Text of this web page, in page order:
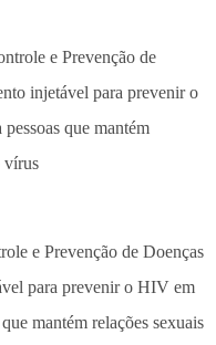
e Prevenção de Doenças
para prevenir o HIV em
mantém relações sexuais